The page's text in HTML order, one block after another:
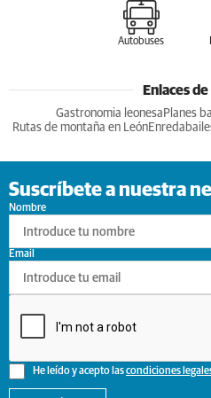
Autobuses
Enlaces
Gastronomia leonesa Planes
Rutas de montaña en León
Suscríbete a nuestra
Nombre
He leído y acepto lascondiciones
Email